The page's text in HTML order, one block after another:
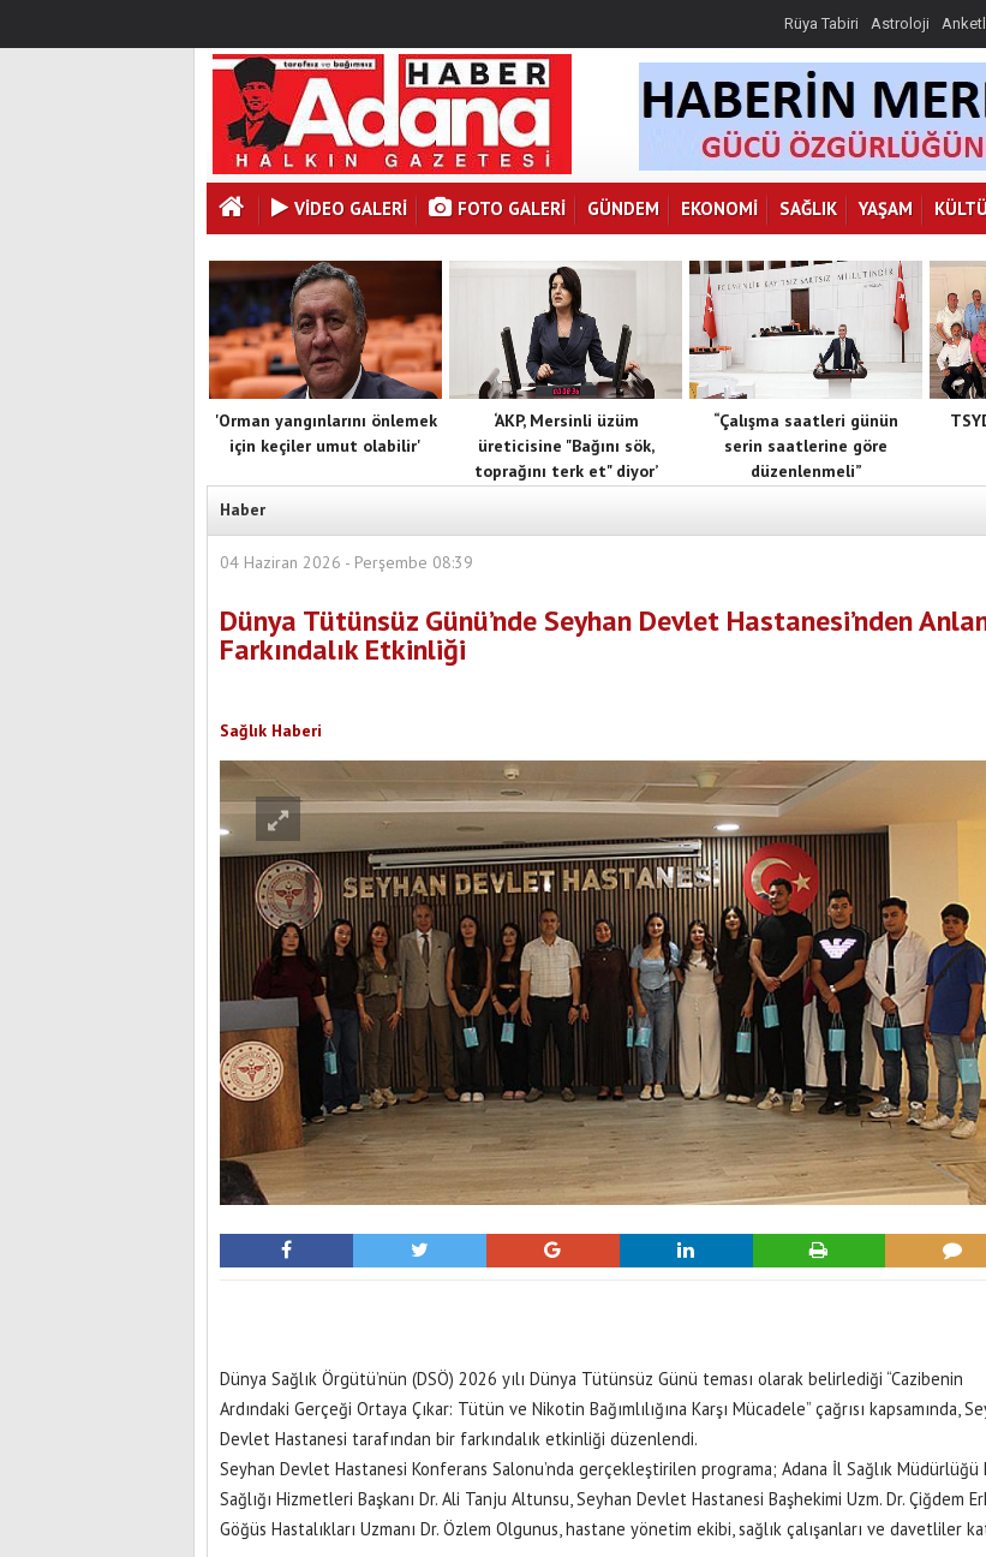
Rüya Tabiri Astroloji
VİDEO GALERİ FOTO GALERI GÜNDEM EKONOMI SAĞLIK YAŞAM
'Orman yangınlarını önlemek
için keçiler umut olabilir'
‘AKP, Mersinli üzüm
üreticisine "Bağını sök,
toprağını terk et" diyor’
“Çalışma saatleri günün
serin saatlerine göre
düzenlenmeli”
Haber
04 Haziran 2026 - Perşembe 08:39
Dünya Tütünsüz Günü’nde Seyhan Devlet Hastanesi’nden
Farkındalık Etkinliği
Sağlık Haberi
Dünya Sağlık Örgütü’nün (DSÖ) 2026 yılı Dünya Tütünsüz Günü teması olarak belirlediği “Cazibenin
Ardındaki Gerçeği Ortaya Çıkar: Tütün ve Nikotin Bağımlılığına Karşı Mücadele” çağrısı kapsamında,
Devlet Hastanesi tarafından bir farkındalık etkinliği düzenlendi.
Seyhan Devlet Hastanesi Konferans Salonu’nda gerçekleştirilen programa; Adana İl Sağlık Müdürlüğü
Sağlığı Hizmetleri Başkanı Dr. Ali Tanju Altunsu, Seyhan Devlet Hastanesi Başhekimi Uzm. Dr. Çiğdem
Göğüs Hastalıkları Uzmanı Dr. Özlem Olgunus, hastane yönetim ekibi, sağlık çalışanları ve davetliler